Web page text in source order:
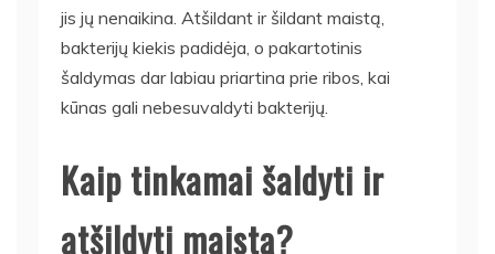
jis jų nenaikina. Atšildant ir šildant maistą,
bakterijų kiekis padidėja, o pakartotinis
šaldymas dar labiau priartina prie ribos, kai
kūnas gali nebesuvaldyti bakterijų.
Kaip tinkamai šaldyti ir
atšildyti maistą?